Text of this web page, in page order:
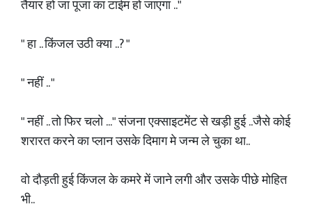
तैयार हो जा पूजा का टाईम हो जाएगा .."
" हा .. किंजल उठी क्या ..? "
" नहीं .. "
" नहीं .. तो फिर चलो ..." संजना एक्साइटमेंट से खड़ी हुई ..जैसे कोई
शरारत करने का प्लान उसके दिमाग मे जन्म ले चुका था..
वो दौड़ती हुई किंजल के कमरे में जाने लगी और उसके पीछे मोहित
भी..